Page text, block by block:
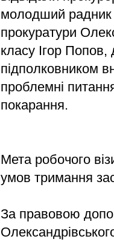
молодший радник
прокуратури
класу Ігор Попов,
підполковником
проблемні
покарання.
Мета робочого
умов тримання
За правовою